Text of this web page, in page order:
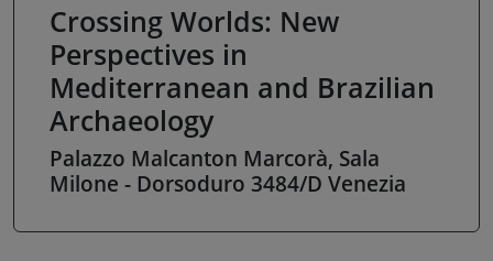
Crossing Worlds: New
Perspectives in
Mediterranean and Brazilian
Archaeology
Palazzo Malcanton Marcorà, Sala
Milone - Dorsoduro 3484/D Venezia